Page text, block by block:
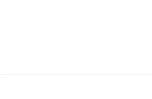
de acero al carbono.